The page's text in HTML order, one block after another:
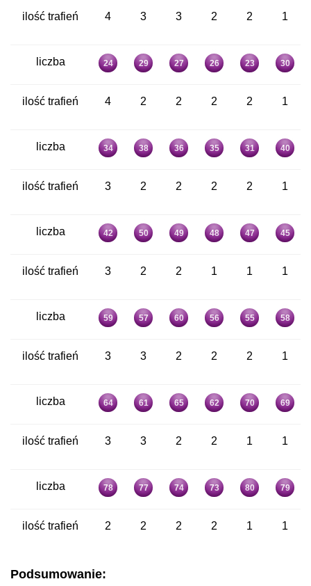
ilość trafień 4 3 3 2 2 1
liczba 24 29 27 26 23 30
ilość trafień 4 2 2 2 2 1
liczba 34 38 36 35 31 40
ilość trafień 3 2 2 2 2 1
liczba 42 50 49 48 47 45
ilość trafień 3 2 2 1 1 1
liczba 59 57 60 56 55 58
ilość trafień 3 3 2 2 2 1
liczba 64 61 65 62 70 69
ilość trafień 3 3 2 2 1 1
liczba 78 77 74 73 80 79
ilość trafień 2 2 2 2 1 1
Podsumowanie: